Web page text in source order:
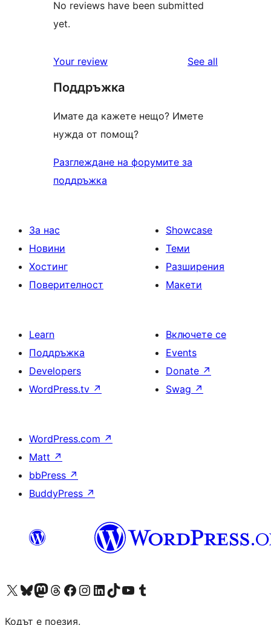
No reviews have been submitted
yet.
Your review See all
Поддръжка
Имате да кажете нещо? Имете
нужда от помощ?
Разглеждане на форумите за
поддръжка
За нас
Новини
Хостинг
Поверителност
Showcase
Теми
Разширения
Макети
Learn
Поддръжка
Developers
WordPress.tv ↗
Включете се
Events
Donate ↗
Swag ↗
WordPress.com ↗
Matt ↗
bbPress ↗
BuddyPress ↗
Visit our X (formerly Twitter) account
Visit our Bluesky account
Visit our Mastodon account
Visit our Threads account
Посетете нашата страница във Facebook
Посетете нашия профил в Instagram
Посетете нашия профил в LinkedIn
Visit our TikTok account
Visit our YouTube channel
Visit our Tumblr account
Кодът е поезия.